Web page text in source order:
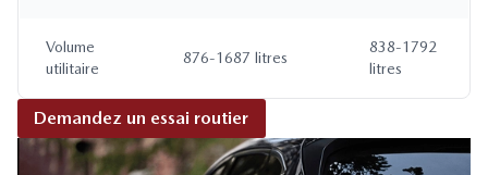
Volume
utilitaire
876-1687 litres
838-1792
litres
Demandez un essai routier